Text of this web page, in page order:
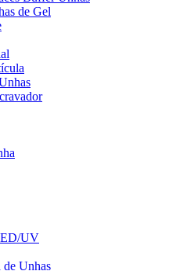
de Gel
UV
de Unhas